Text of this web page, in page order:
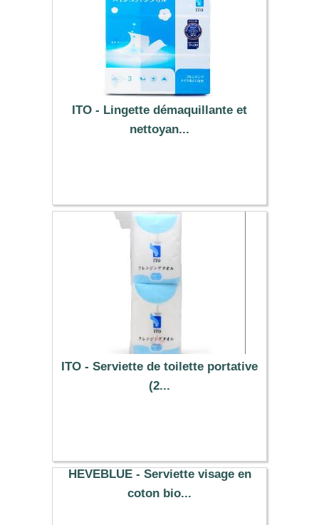
ITO - Lingette démaquillante et
nettoyan...
ITO - Serviette de toilette portative
(2...
HEVEBLUE - Serviette visage en
coton bio...